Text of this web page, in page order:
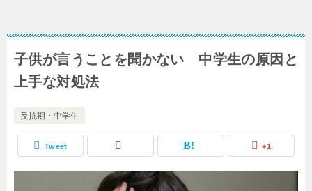
子供が言うことを聞かない 中学生の原因と
上手な対処法
反抗期・中学生
Tweet +1